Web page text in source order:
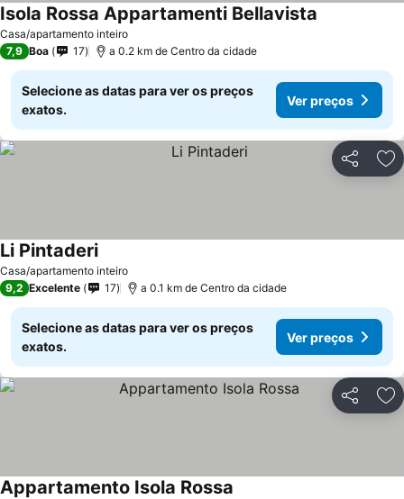
Casa/apartamento inteiro
Isola Rossa Appartamenti Bellavista
7,9 Boa 17 a 0.2 km de Centro da cidade
Selecione as datas para ver os preços
exatos.
Ver preços
Partilhar
Casa/apartamento inteiro
Li PintaderiVer preços
9,2 Excelente 17 a 0.1 km de Centro da cidade
Selecione as datas para ver os preços
exatos.
Ver preços
Partilhar
Appartamento Isola Rossa